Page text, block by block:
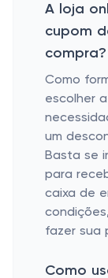
A loja
cupom
compra?
Como
escolher
um
Basta se
para
caixa de
fazer sua
Como